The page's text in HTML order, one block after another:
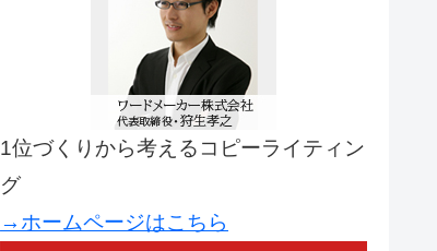
1位づくりから考えるコピーライティン
グ
→ホームページはこちら